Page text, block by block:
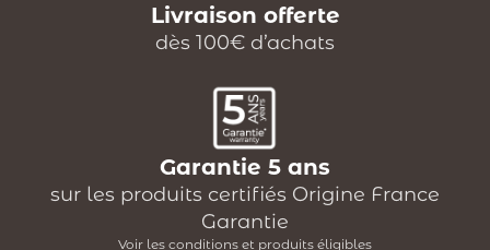
Livraison offerte
dès 100€ d’achats
Garantie 5 ans
sur les produits certifiés Origine France
Garantie
Voir les conditions et produits éligibles